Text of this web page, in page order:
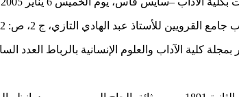
عبد الهادي التازي، ج 2، ص: 372 و 396، طبع.